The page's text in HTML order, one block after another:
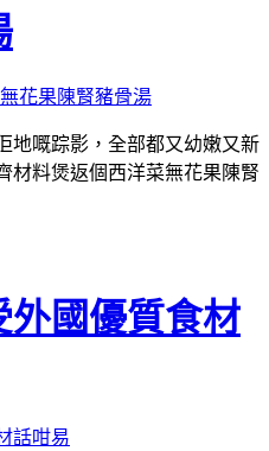
地嘅踪影 ，全部都又幼嫩又新
材料煲返個西洋菜無花果陳腎
外國優質食材